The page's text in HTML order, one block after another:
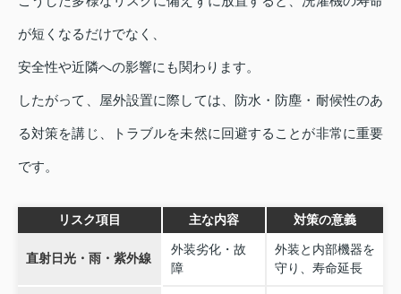
が短くなるだけでなく、
安全性や近隣への影響にも関わります。
したがって、屋外設置に際しては、防水・防塵・耐候性のあ
る対策を講じ、トラブルを未然に回避することが非常に重要
です。
リスク項目 主な内容 対策の意義
直射日光・雨・紫外線
外装劣化・故
障
外装と内部機器を
守り、寿命延長